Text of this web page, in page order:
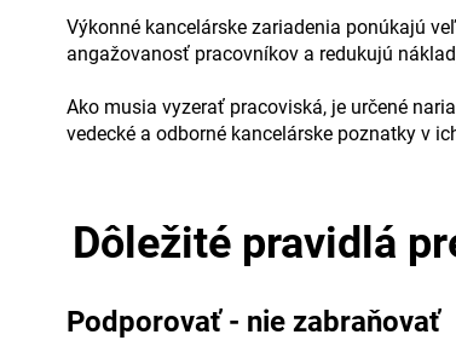
Výkonné kancelárske zariadenia ponúkajú
angažovanosť pracovníkov a redukujú
Ako musia vyzerať pracoviská, je určené
vedecké a odborné kancelárske poznatky v
Dôležité pravidlá
Podporovať - nie zabraňovať